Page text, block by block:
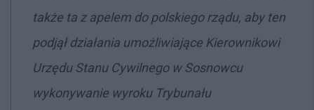
także ta z apelem do polskiego rządu, aby ten
podjął działania umożliwiające Kierownikowi
Urzędu Stanu Cywilnego w Sosnowcu
wykonywanie wyroku Trybunału